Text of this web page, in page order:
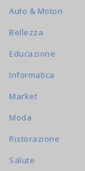
Auto & Motori
Bellezza
Educazione
Informatica
Market
Moda
Ristorazione
Salute